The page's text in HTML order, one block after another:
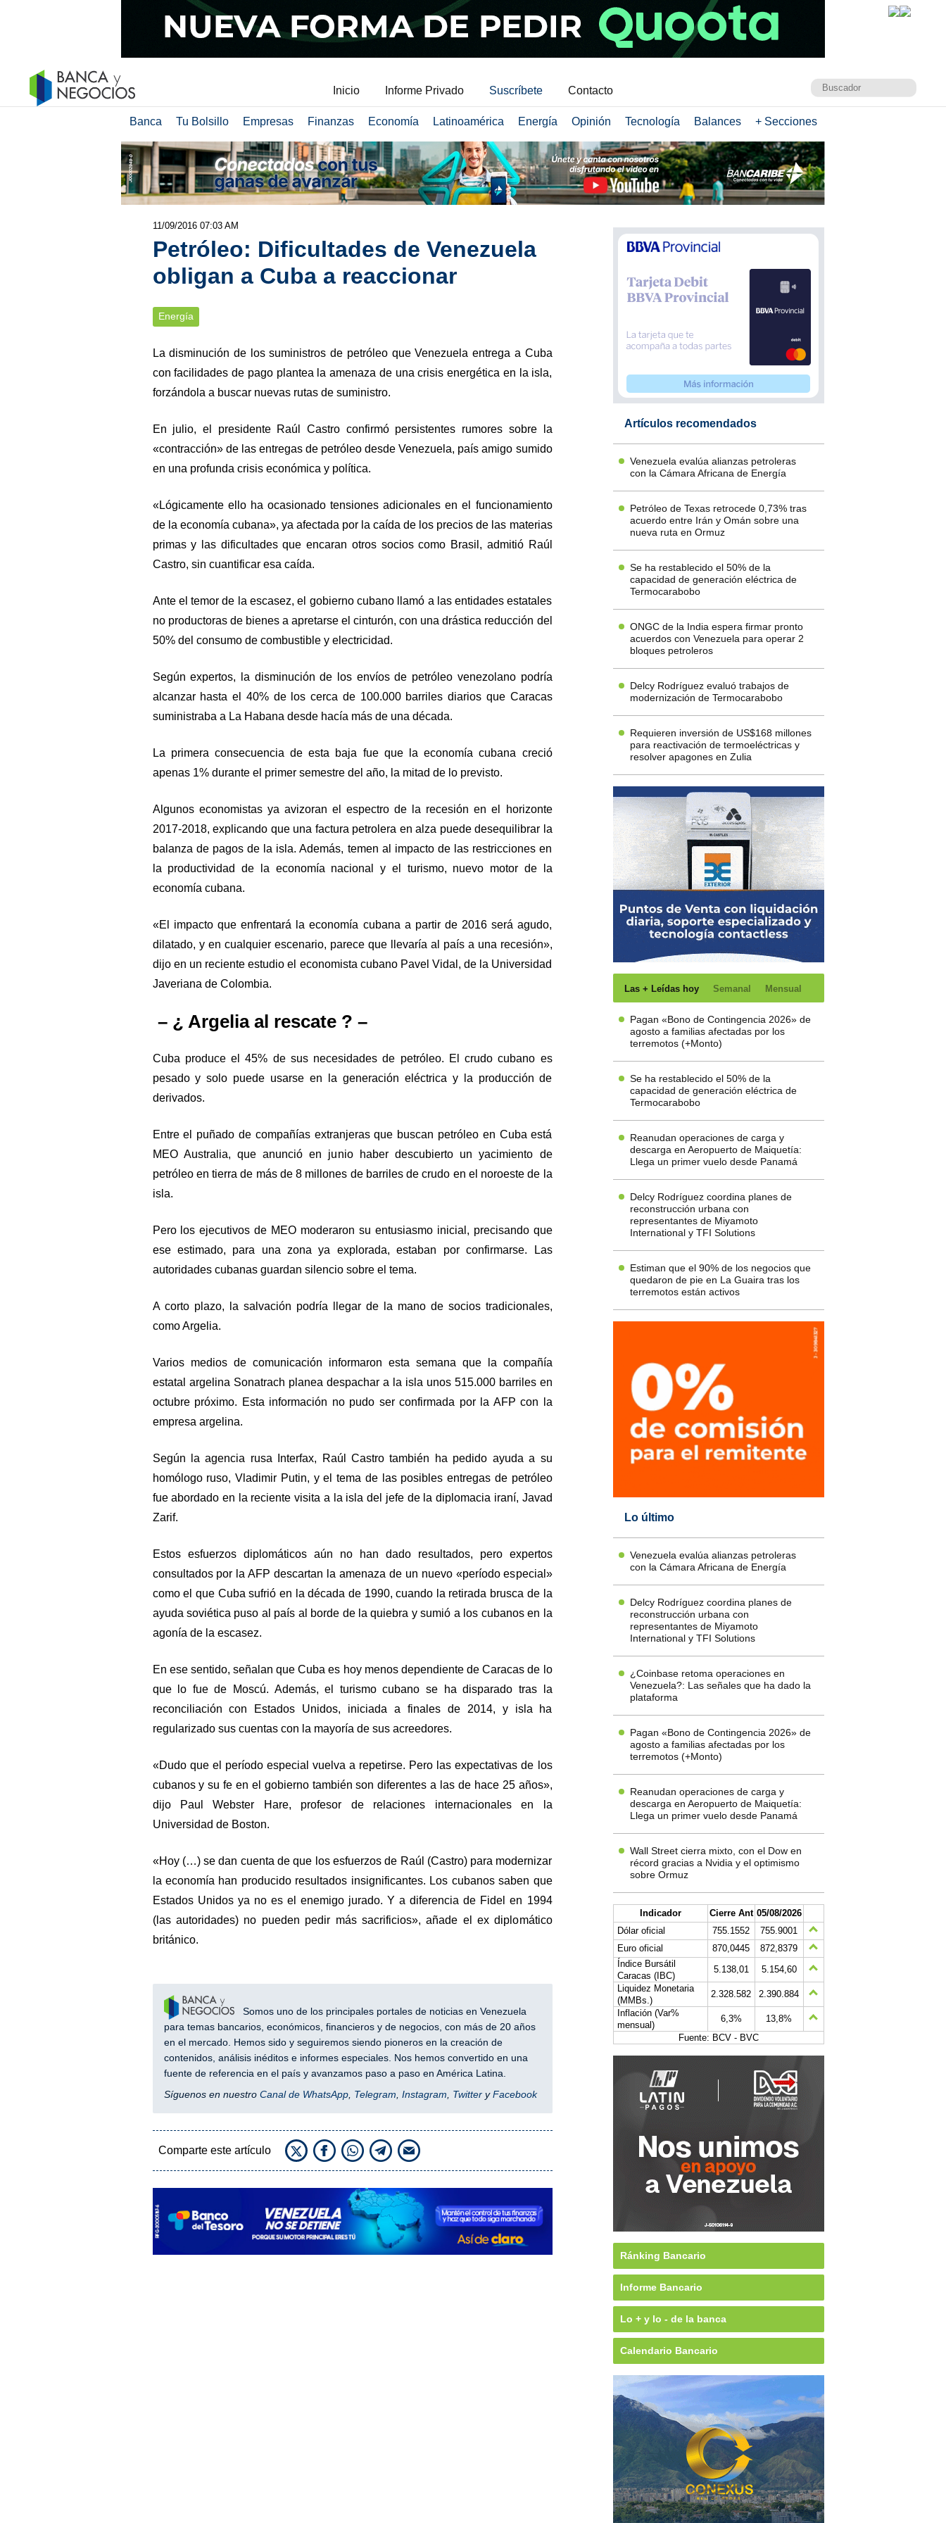
Inicio Informe Privado Suscríbete Contacto
Banca Tu Bolsillo Empresas Finanzas Economía Latinoamérica Energía Opinión Tecnología Balances + Secciones
11/09/2016 07:03 AM
Petróleo: Dificultades de Venezuela
obligan a Cuba a reaccionar
Energía
La disminución de los suministros de petróleo que Venezuela entrega a Cuba
con facilidades de pago plantea la amenaza de una crisis energética en la isla,
forzándola a buscar nuevas rutas de suministro.
En julio, el presidente Raúl Castro confirmó persistentes rumores sobre la
«contracción» de las entregas de petróleo desde Venezuela, país amigo sumido
en una profunda crisis económica y política.
«Lógicamente ello ha ocasionado tensiones adicionales en el funcionamiento
de la economía cubana», ya afectada por la caída de los precios de las materias
primas y las dificultades que encaran otros socios como Brasil, admitió Raúl
Castro, sin cuantificar esa caída.
Ante el temor de la escasez, el gobierno cubano llamó a las entidades estatales
no productoras de bienes a apretarse el cinturón, con una drástica reducción del
50% del consumo de combustible y electricidad.
Según expertos, la disminución de los envíos de petróleo venezolano podría
alcanzar hasta el 40% de los cerca de 100.000 barriles diarios que Caracas
suministraba a La Habana desde hacía más de una década.
La primera consecuencia de esta baja fue que la economía cubana creció
apenas 1% durante el primer semestre del año, la mitad de lo previsto.
Algunos economistas ya avizoran el espectro de la recesión en el horizonte
2017-2018, explicando que una factura petrolera en alza puede desequilibrar la
balanza de pagos de la isla. Además, temen al impacto de las restricciones en
la productividad de la economía nacional y el turismo, nuevo motor de la
economía cubana.
«El impacto que enfrentará la economía cubana a partir de 2016 será agudo,
dilatado, y en cualquier escenario, parece que llevaría al país a una recesión»,
dijo en un reciente estudio el economista cubano Pavel Vidal, de la Universidad
Javeriana de Colombia.
– ¿ Argelia al rescate ? –
Cuba produce el 45% de sus necesidades de petróleo. El crudo cubano es
pesado y solo puede usarse en la generación eléctrica y la producción de
derivados.
Entre el puñado de compañías extranjeras que buscan petróleo en Cuba está
MEO Australia, que anunció en junio haber descubierto un yacimiento de
petróleo en tierra de más de 8 millones de barriles de crudo en el noroeste de la
isla.
Pero los ejecutivos de MEO moderaron su entusiasmo inicial, precisando que
ese estimado, para una zona ya explorada, estaban por confirmarse. Las
autoridades cubanas guardan silencio sobre el tema.
A corto plazo, la salvación podría llegar de la mano de socios tradicionales,
como Argelia.
Varios medios de comunicación informaron esta semana que la compañía
estatal argelina Sonatrach planea despachar a la isla unos 515.000 barriles en
octubre próximo. Esta información no pudo ser confirmada por la AFP con la
empresa argelina.
Según la agencia rusa Interfax, Raúl Castro también ha pedido ayuda a su
homólogo ruso, Vladimir Putin, y el tema de las posibles entregas de petróleo
fue abordado en la reciente visita a la isla del jefe de la diplomacia iraní, Javad
Zarif.
Estos esfuerzos diplomáticos aún no han dado resultados, pero expertos
consultados por la AFP descartan la amenaza de un nuevo «período especial»
como el que Cuba sufrió en la década de 1990, cuando la retirada brusca de la
ayuda soviética puso al país al borde de la quiebra y sumió a los cubanos en la
agonía de la escasez.
En ese sentido, señalan que Cuba es hoy menos dependiente de Caracas de lo
que lo fue de Moscú. Además, el turismo cubano se ha disparado tras la
reconciliación con Estados Unidos, iniciada a finales de 2014, y isla ha
regularizado sus cuentas con la mayoría de sus acreedores.
«Dudo que el período especial vuelva a repetirse. Pero las expectativas de los
cubanos y su fe en el gobierno también son diferentes a las de hace 25 años»,
dijo Paul Webster Hare, profesor de relaciones internacionales en la
Universidad de Boston.
«Hoy (…) se dan cuenta de que los esfuerzos de Raúl (Castro) para modernizar
la economía han producido resultados insignificantes. Los cubanos saben que
Estados Unidos ya no es el enemigo jurado. Y a diferencia de Fidel en 1994
(las autoridades) no pueden pedir más sacrificios», añade el ex diplomático
británico.
Somos uno de los principales portales de noticias en Venezuela
para temas bancarios, económicos, financieros y de negocios, con más de 20 años
en el mercado. Hemos sido y seguiremos siendo pioneros en la creación de
contenidos, análisis inéditos e informes especiales. Nos hemos convertido en una
fuente de referencia en el país y avanzamos paso a paso en América Latina.
Síguenos en nuestro Canal de WhatsApp, Telegram, Instagram, TwitteryFacebook
Comparte este artículo
Artículos recomendados
Venezuela evalúa alianzas petroleras
con la Cámara Africana de Energía
Petróleo de Texas retrocede 0,73% tras
acuerdo entre Irán y Omán sobre una
nueva ruta en Ormuz
Se ha restablecido el 50% de la
capacidad de generación eléctrica de
Termocarabobo
ONGC de la India espera firmar pronto
acuerdos con Venezuela para operar 2
bloques petroleros
Delcy Rodríguez evaluó trabajos de
modernización de Termocarabobo
Requieren inversión de US$168 millones
para reactivación de termoeléctricas y
resolver apagones en Zulia
Las + Leídas hoy Semanal Mensual
Pagan «Bono de Contingencia 2026» de
agosto a familias afectadas por los
terremotos (+Monto)
Se ha restablecido el 50% de la
capacidad de generación eléctrica de
Termocarabobo
Reanudan operaciones de carga y
descarga en Aeropuerto de Maiquetía:
Llega un primer vuelo desde Panamá
Delcy Rodríguez coordina planes de
reconstrucción urbana con
representantes de Miyamoto
International y TFI Solutions
Estiman que el 90% de los negocios que
quedaron de pie en La Guaira tras los
terremotos están activos
Lo último
Venezuela evalúa alianzas petroleras
con la Cámara Africana de Energía
Delcy Rodríguez coordina planes de
reconstrucción urbana con
representantes de Miyamoto
International y TFI Solutions
¿Coinbase retoma operaciones en
Venezuela?: Las señales que ha dado la
plataforma
Pagan «Bono de Contingencia 2026» de
agosto a familias afectadas por los
terremotos (+Monto)
Reanudan operaciones de carga y
descarga en Aeropuerto de Maiquetía:
Llega un primer vuelo desde Panamá
Wall Street cierra mixto, con el Dow en
récord gracias a Nvidia y el optimismo
sobre Ormuz
Indicador Cierre Ant 05/08/2026
Dólar oficial
755.1552
755.9001
Euro oficial
870,0445
872,8379
Índice Bursátil
Caracas (IBC)
5.138,01
5.154,60
Liquidez Monetaria
(MMBs.)
2.328.582
2.390.884
Inflación (Var%
mensual)
6,3%
13,8%
Fuente: BCV - BVC
Ránking Bancario
Informe Bancario
Lo + y lo - de la banca
Calendario Bancario